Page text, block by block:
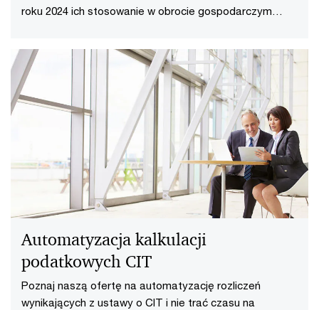
roku 2024 ich stosowanie w obrocie gospodarczym
Automatyzacja kalkulacji
podatkowych CIT
Poznaj naszą ofertę na automatyzację rozliczeń
wynikających z ustawy o CIT i nie trać czasu na